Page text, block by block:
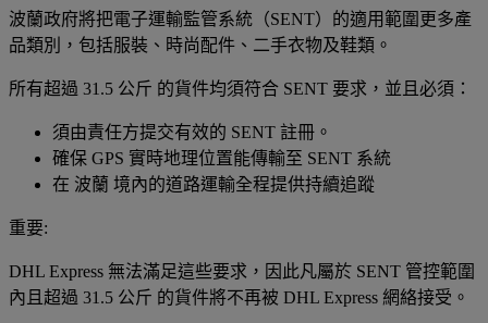
波蘭政府將把電子運輸監管系統（SENT）的適用範圍更多產
品類別，包括服裝、時尚配件、二手衣物及鞋類。
所有超過 31.5 公斤 的貨件均須符合 SENT 要求，並且必須：
須由責任方提交有效的 SENT 註冊。
確保 GPS 實時地理位置能傳輸至 SENT 系統
在 波蘭 境內的道路運輸全程提供持續追蹤
重要:
DHL Express 無法滿足這些要求，因此凡屬於 SENT 管控範圍
內且超過 31.5 公斤 的貨件將不再被 DHL Express 網絡接受。